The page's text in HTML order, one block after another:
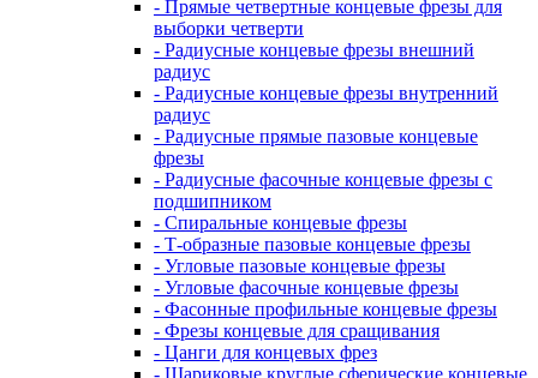
- Прямые четвертные концевые фрезы для
выборки четверти
- Радиусные концевые фрезы внешний
радиус
- Радиусные концевые фрезы внутренний
радиус
- Радиусные прямые пазовые концевые
фрезы
- Радиусные фасочные концевые фрезы с
подшипником
- Спиральные концевые фрезы
- Т-образные пазовые концевые фрезы
- Угловые пазовые концевые фрезы
- Угловые фасочные концевые фрезы
- Фасонные профильные концевые фрезы
- Фрезы концевые для сращивания
- Цанги для концевых фрез
- Шариковые круглые сферические концевые